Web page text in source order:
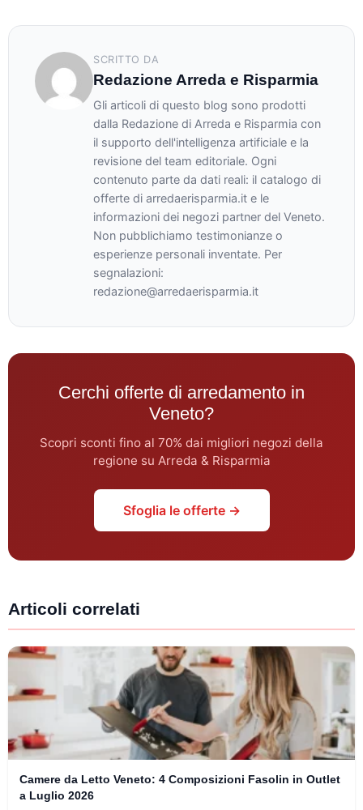
SCRITTO DA
Redazione Arreda e Risparmia
Gli articoli di questo blog sono prodotti
dalla Redazione di Arreda e Risparmia con
il supporto dell'intelligenza artificiale e la
revisione del team editoriale. Ogni
contenuto parte da dati reali: il catalogo di
offerte di arredaerisparmia.it e le
informazioni dei negozi partner del Veneto.
Non pubblichiamo testimonianze o
esperienze personali inventate. Per
segnalazioni:
redazione@arredaerisparmia.it
Cerchi offerte di arredamento in
Veneto?
Scopri sconti fino al 70% dai migliori negozi della
regione su Arreda & Risparmia
Sfoglia le offerte →
Articoli correlati
Camere da Letto Veneto: 4 Composizioni Fasolin in Outlet
a Luglio 2026